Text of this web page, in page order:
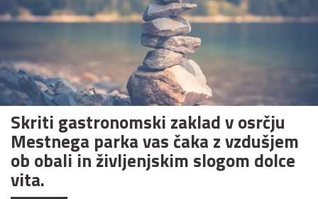
Skriti gastronomski zaklad v osrčju
Mestnega parka vas čaka z vzdušjem
ob obali in življenjskim slogom dolce
vita.